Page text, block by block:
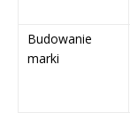
Budowanie
marki